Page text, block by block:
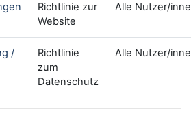
Richtlinie zur
Website
Alle Nutzer/
/
Richtlinie
zum
Datenschutz
Alle Nutzer/